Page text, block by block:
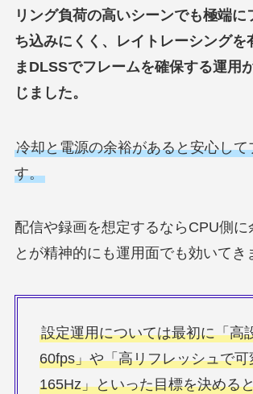
リング負荷の高いシーンでも極端に
ち込みにくく、レイトレーシングを
まDLSSでフレームを確保する運用
じました。
冷却と電源の余裕があると安心して
す。
配信や録画を想定するならCPU側に
とが精神的にも運用面でも効いてき
設定運用については最初に「高
60fps」や「高リフレッシュで可
165Hz」といった目標を決める